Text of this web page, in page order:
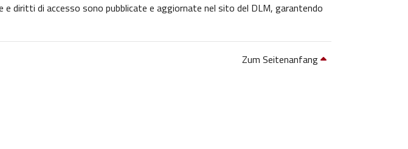
diritti di accesso sono pubblicate e aggiornate nel sito del DLM, garantendo
Zum Seitenanfang